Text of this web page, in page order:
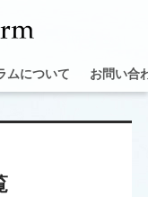
ムについて お問い合